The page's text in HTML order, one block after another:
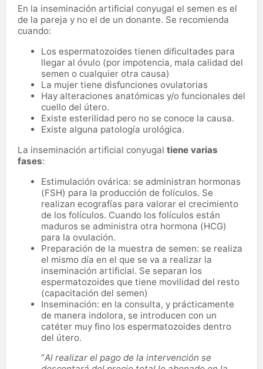
En la inseminación artificial conyugal el semen es el
de la pareja y no el de un donante. Se recomienda
cuando:
Los espermatozoides tienen dificultades para
llegar al óvulo (por impotencia, mala calidad del
semen o cualquier otra causa)
La mujer tiene disfunciones ovulatorias
Hay alteraciones anatómicas y/o funcionales del
cuello del útero.
Existe esterilidad pero no se conoce la causa.
Existe alguna patología urológica.
La inseminación artificial conyugal tiene varias
fases:
Estimulación ovárica: se administran hormonas
(FSH) para la producción de folículos. Se
realizan ecografías para valorar el crecimiento
de los folículos. Cuando los folículos están
maduros se administra otra hormona (HCG)
para la ovulación.
Preparación de la muestra de semen: se realiza
el mismo día en el que se va a realizar la
inseminación artificial. Se separan los
espermatozoides que tiene movilidad del resto
(capacitación del semen)
Inseminación: en la consulta, y prácticamente
de manera indolora, se introducen con un
catéter muy fino los espermatozoides dentro
del útero.
“Al realizar el pago de la intervención se